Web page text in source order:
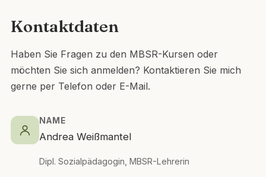
Kontaktdaten
Haben Sie Fragen zu den MBSR-Kursen oder
möchten Sie sich anmelden? Kontaktieren Sie mich
gerne per Telefon oder E-Mail.
NAME
Andrea Weißmantel
Dipl. Sozialpädagogin, MBSR-Lehrerin